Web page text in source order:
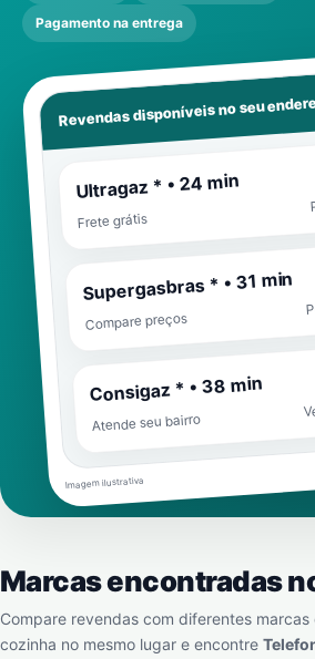
Pagamento na entrega
Revendas disponíveis no seu
Ultragaz * • 24 min
Frete grátis
Supergasbras * • 31 min
Compare preços
Consigaz * • 38 min
Atende seu bairro
Imagem ilustrativa
Marcas encontradas
Compare revendas com diferentes
cozinha no mesmo lugar e encontre